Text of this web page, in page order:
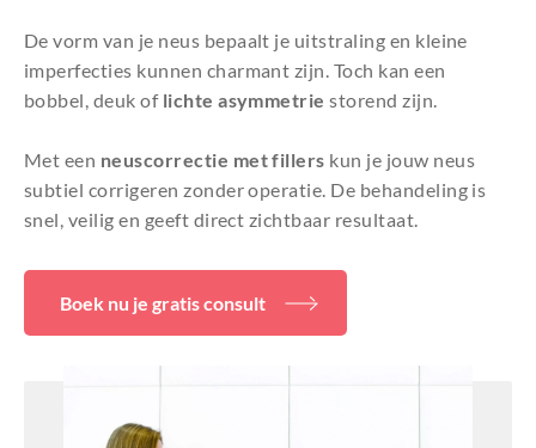
Chirurgie
Confidence Booster®
Voor & na foto’s
Tarieven
Over ons
De vorm van je neus bepaalt je uitstraling en kleine
imperfecties kunnen charmant zijn. Toch kan een
bobbel, deuk of lichte asymmetrie storend zijn.
Met een neuscorrectie met fillers kun je jouw neus
subtiel corrigeren zonder operatie. De behandeling is
snel, veilig en geeft direct zichtbaar resultaat.
Boek nu je gratis consult